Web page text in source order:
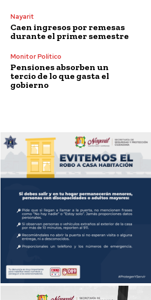
Nayarit
Caen ingresos por remesas
durante el primer semestre
Monitor Político
Pensiones absorben un
tercio de lo que gasta el
gobierno